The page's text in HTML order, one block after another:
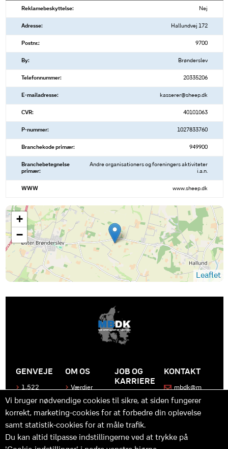
Reklamebeskyttelse: Nej
Adresse: Hallundvej 172
Postnr.: 9700
By: Brønderslev
Telefonnummer: 20335206
E-mailadresse: kasserer@sheep.dk
CVR: 40101063
P-nummer: 1027833760
Branchekode primær: 949900
Branchebetegnelse
primær:
Andre organisationers og foreningers aktiviteter
i.a.n.
WWW www.sheep.dk
+
−
Leaflet
GENVEJE
1.522
Produkter
Kontakt
os
OM OS
Værdier
Historen
bag
MBDK
Hvad gør
os unikke
JOB OG
KARRIERE
Bliv en del
af MBDK
Vores
team
og
KONTAKT
mbdk@m
Vi bruger nødvendige cookies til sikre, at siden fungerer
korrekt, marketing-cookies for at forbedre din oplevelse
samt statistik-cookies for at måle trafik.
Du kan altid tilpasse indstillingerne ved at trykke på